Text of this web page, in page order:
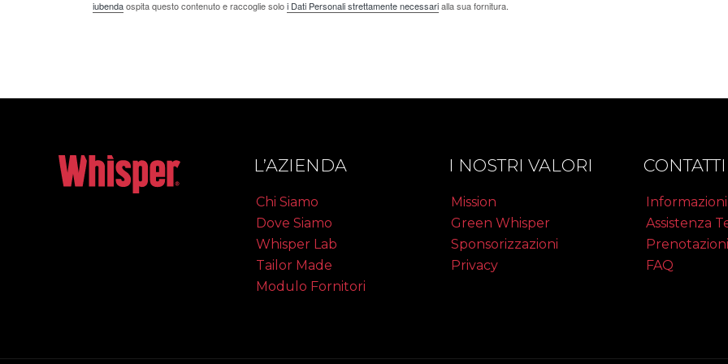
iubendaospita questo contenuto e raccoglie soloi Dati Personali strettamente necessarialla sua fornitura.
L’AZIENDA
Chi Siamo
Dove Siamo
Whisper Lab
Tailor Made
Modulo Fornitori
I NOSTRI VALORI
Mission
Green Whisper
Sponsorizzazioni
Privacy
CONTATTI
Informazioni
Assistenza
Prenotazioni
FAQ